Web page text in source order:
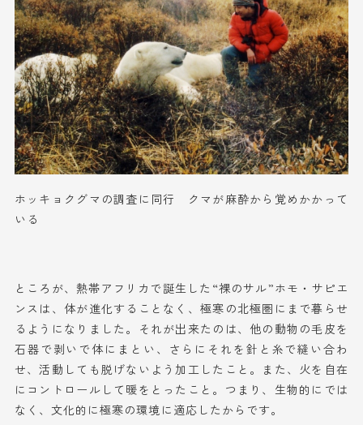
ホッキョクグマの調査に同行 クマが麻酔から覚めかかって
いる
ところが、熱帯アフリカ で誕生した “裸のサル”ホモ・サピエ
ンス は 、体が進化す ることなく 、極寒の北極圏にまで暮ら せ
る ようになりました。それが出来たのは、他の動物の毛皮を
石器で剥いで体 にまと い 、 さらに それを針と糸で縫い合わ
せ、活動しても脱げないよう加工したこと。
また、火を自在
にコントロールして暖をとったこと。つまり、生物的にでは
なく、文化的に極寒の環境に適応 し た からです。